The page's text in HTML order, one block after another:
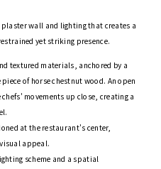
wall and lighting that creates a
yet striking presence.
textured materials, anchored by a
of horse chestnut wood. An open
movements up close, creating a
at the restaurant's center,
appeal.
scheme and a spatial